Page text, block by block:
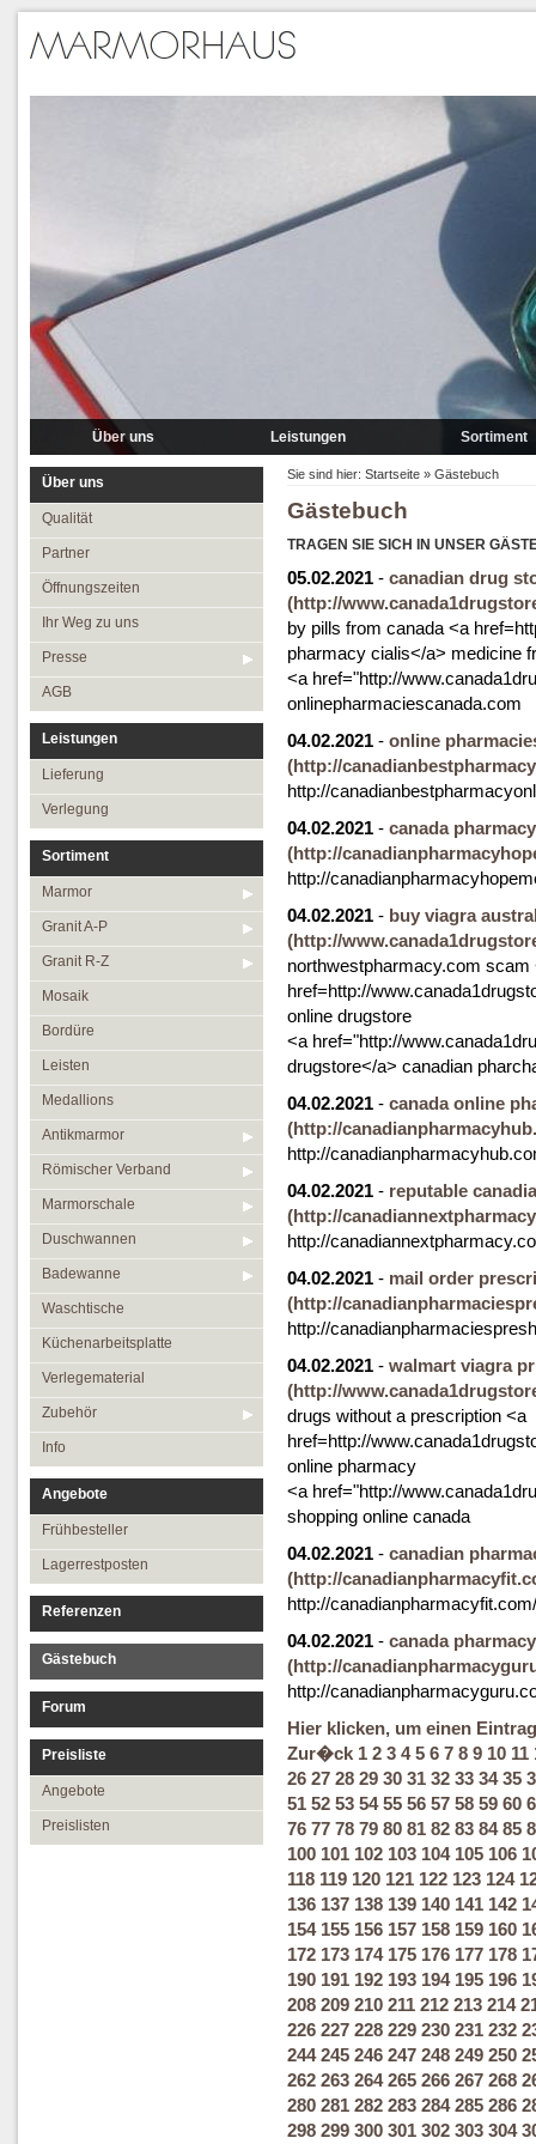
Über uns
Partner
Ihr Weg zu uns
Presse
Leistungen
Lieferung
Verlegung
Sortiment
Marmor
Granit R-Z
Mosaik
Bordüre
Leisten
Medallions
Über uns
Qualität
Partner
Öffnungszeiten
Ihr Weg zu uns
Presse
AGB
Leistungen
Lieferung
Verlegung
Sortiment
Marmor
Granit A-P
Granit R-Z
Mosaik
Bordüre
Leisten
Medallions
Antikmarmor
Römischer Verband
Marmorschale
Duschwannen
Badewanne
Waschtische
Küchenarbeitsplatte
Verlegematerial
Zubehör
Info
Angebote
Frühbesteller
Lagerrestposten
Referenzen
Gästebuch
Forum
Preisliste
Angebote
Preislisten
Sie sind hier: Startseite » Gästebuch
Gästebuch
TRAGEN SIE SICH IN UNSER
05.02.2021 - canadian drug
(http://
by pills from canada <a
pharmacy cialis</a> medicine
<a href="http://
onlinepharmaciescanada.com
04.02.2021 - online
(http://
http://
04.02.2021 - canada pharmacy
(http://
http://
04.02.2021 - buy viagra
(http://
northwestpharmacy.com scam
href=http://
online drugstore
<a href="http://
drugstore</a> canadian
04.02.2021 - canada online
(http://
http://
04.02.2021 - reputable
(http://
http://
04.02.2021 - mail order
(http://
http://
04.02.2021 - walmart viagra
(http://
drugs without a prescription <a
href=http://
online pharmacy
<a href="http://
shopping online canada
04.02.2021 - canadian
(http://
http://canadianpharmacyfit.com/
04.02.2021 - canada
(http://
http://
Hier klicken, um einen
Zur�ck 1 2 3 4 5 6 7 8 9 10 11
26 27 28 29 30 31 32 33 34 35
51 52 53 54 55 56 57 58 59 60
76 77 78 79 80 81 82 83 84 85
100 101 102 103 104 105 106
118 119 120 121 122 123 124
136 137 138 139 140 141 142
154 155 156 157 158 159 160
172 173 174 175 176 177 178
190 191 192 193 194 195 196
208 209 210 211 212 213 214
226 227 228 229 230 231 232
244 245 246 247 248 249 250
262 263 264 265 266 267 268
280 281 282 283 284 285 286
298 299 300 301 302 303 304